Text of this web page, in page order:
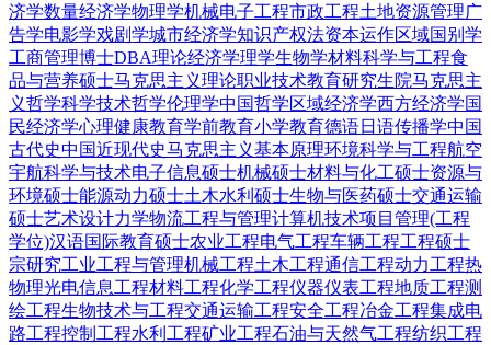
济学数量经济学物理学机械电子工程市政工程土地资源管理广
告学电影学戏剧学城市经济学知识产权法资本运作区域国别学
工商管理博士DBA理论经济学理学生物学材料科学与工程食
品与营养硕士马克思主义理论职业技术教育研究生院马克思主
义哲学科学技术哲学伦理学中国哲学区域经济学西方经济学国
民经济学心理健康教育学前教育小学教育德语日语传播学中国
古代史中国近现代史马克思主义基本原理环境科学与工程航空
宇航科学与技术电子信息硕士机械硕士材料与化工硕士资源与
环境硕士能源动力硕士土木水利硕士生物与医药硕士交通运输
硕士艺术设计力学物流工程与管理计算机技术项目管理(工程
学位)汉语国际教育硕士农业工程电气工程车辆工程工程硕士
宗研究工业工程与管理机械工程土木工程通信工程动力工程热
物理光电信息工程材料工程化学工程仪器仪表工程地质工程测
绘工程生物技术与工程交通运输工程安全工程冶金工程集成电
路工程控制工程水利工程矿业工程石油与天然气工程纺织工程